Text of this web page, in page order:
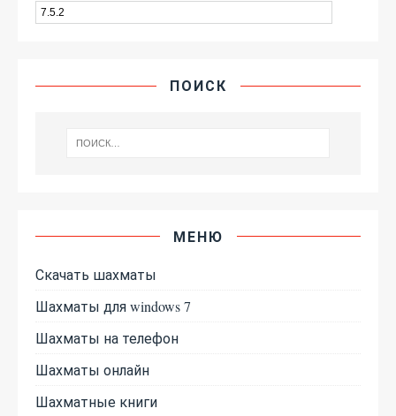
ПОИСК
МЕНЮ
Скачать шахматы
Шахматы для windows 7
Шахматы на телефон
Шахматы онлайн
Шахматные книги